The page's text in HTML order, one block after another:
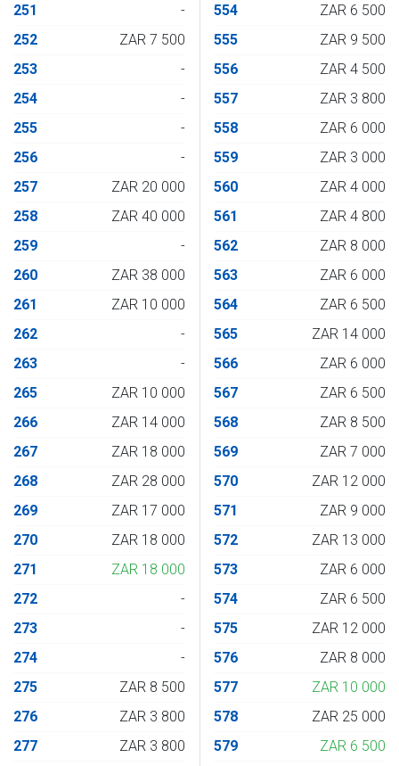
251
-
252
ZAR 7 500
253
-
254
-
255
-
256
-
257
ZAR 20 000
258
ZAR 40 000
259
-
260
ZAR 38 000
261
ZAR 10 000
262
-
263
-
265
ZAR 10 000
266
ZAR 14 000
267
ZAR 18 000
268
ZAR 28 000
269
ZAR 17 000
270
ZAR 18 000
271
ZAR 18 000
272
-
273
-
274
-
275
ZAR 8 500
276
ZAR 3 800
277
ZAR 3 800
554
ZAR 6 500
555
ZAR 9 500
556
ZAR 4 500
557
ZAR 3 800
558
ZAR 6 000
559
ZAR 3 000
560
ZAR 4 000
561
ZAR 4 800
562
ZAR 8 000
563
ZAR 6 000
564
ZAR 6 500
565
ZAR 14 000
566
ZAR 6 000
567
ZAR 6 500
568
ZAR 8 500
569
ZAR 7 000
570
ZAR 12 000
571
ZAR 9 000
572
ZAR 13 000
573
ZAR 6 000
574
ZAR 6 500
575
ZAR 12 000
576
ZAR 8 000
577
ZAR 10 000
578
ZAR 25 000
579
ZAR 6 500